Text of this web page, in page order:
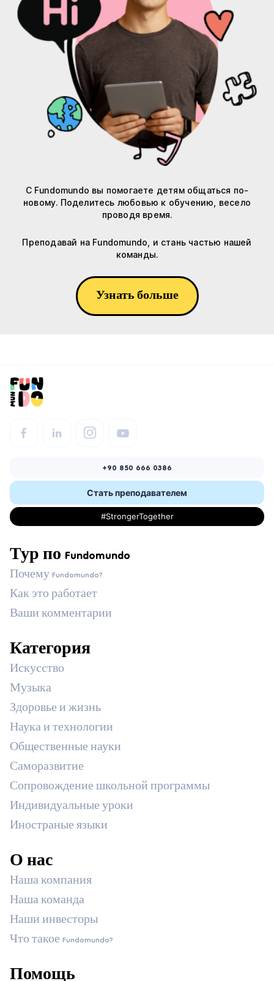
С Fundomundo вы помогаете детям общаться по-
новому. Поделитесь любовью к обучению, весело
проводя время.
Преподавай на Fundomundo, и стань частью нашей
команды.
Узнать больше
+90 850 666 0386
Стать преподавателем
#StrongerTogether
Тур по Fundomundo
Почему Fundomundo?
Как это работает
Ваши комментарии
Категория
Искусство
Музыка
Здоровье и жизнь
Наука и технологии
Общественные науки
Саморазвитие
Сопровождение школьной программы
Индивидуальные уроки
Иностраные языки
О нас
Наша компания
Наша команда
Наши инвесторы
Что такое Fundomundo?